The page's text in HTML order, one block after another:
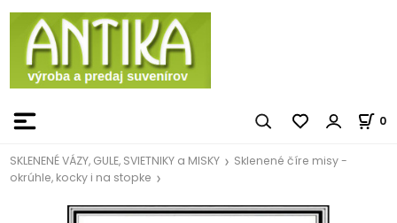
0
SKLENENÉ VÁZY, GULE, SVIETNIKY a MISKY
Sklenené číre misy -
okrúhle, kocky i na stopke